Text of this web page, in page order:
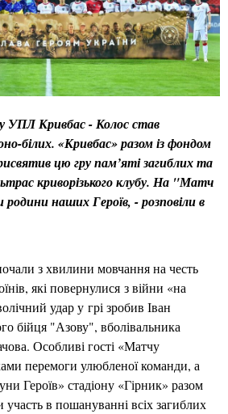
УПЛ Кривбас - Колос став
білих. «Кривбас» разом із фондом
цю гру пам’яті загиблих та
криворізького клубу. На "Матч
наших Героїв, - розповіли в
з хвилини мовчання на честь
які повернулися з війни «на
удар у грі зробив Іван
бійця "Азову", вболівальника
Особливі гості «Матчу
перемоги улюбленої команди, а
Героїв» стадіону «Гірник» разом
участь в пошануванні всіх загиблих